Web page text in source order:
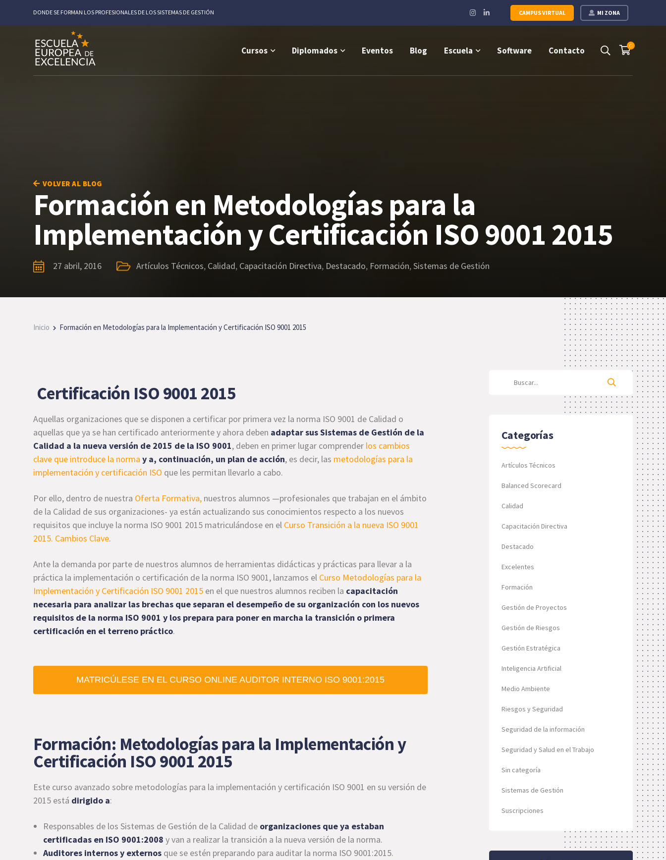
MI ZONA
CAMPUS VIRTUAL
DONDE SE FORMAN LOS PROFESIONALES DE LOS SISTEMAS DE GESTIÓN
Instagram
Profile
LinkedIn
Profile
0
Cursos Diplomados Eventos Blog Escuela Software Contacto
VOLVER AL BLOG
Formación en Metodologías para la
Implementación y Certificación ISO 9001 2015
27 abril, 2016 Artículos Técnicos, Calidad, Capacitación Directiva, Destacado, Formación,Sistemas de Gestión
Inicio Formación en Metodologías para la Implementación y Certificación ISO 9001 2015
Certificación ISO 9001 2015
Aquellas organizaciones que se disponen a certificar por primera vez la norma ISO 9001 de Calidad o
aquellas que ya se han certificado anteriormente y ahora deben adaptar sus Sistemas de Gestión de la
Calidad a la nueva versión de 2015 de la ISO 9001, deben en primer lugar comprender los cambios
clave que introduce la norma y a, continuación, un plan de acción, es decir, las metodologías para la
implementación y certificación ISO que les permitan llevarlo a cabo.
Por ello, dentro de nuestra Oferta Formativa, nuestros alumnos —profesionales que trabajan en el ámbito
de la Calidad de sus organizaciones- ya están actualizando sus conocimientos respecto a los nuevos
requisitos que incluye la norma ISO 9001 2015 matriculándose en el Curso Transición a la nueva ISO 9001
2015. Cambios Clave.
Ante la demanda por parte de nuestros alumnos de herramientas didácticas y prácticas para llevar a la
práctica la implementación o certificación de la norma ISO 9001, lanzamos el Curso Metodologías para la
Implementación y Certificación ISO 9001 2015 en el que nuestros alumnos reciben la capacitación
necesaria para analizar las brechas que separan el desempeño de su organización con los nuevos
requisitos de la norma ISO 9001 y los prepara para poner en marcha la transición o primera
certificación en el terreno práctico.
MATRICÚLESE EN EL CURSO ONLINE AUDITOR INTERNO ISO 9001:2015
Formación: Metodologías para la Implementación y
Certificación ISO 9001 2015
Este curso avanzado sobre metodologías para la implementación y certificación ISO 9001 en su versión de
2015 está dirigido a:
Responsables de los Sistemas de Gestión de la Calidad de organizaciones que ya estaban
certificadas en ISO 9001:2008 y van a realizar la transición a la nueva versión de la norma.
Auditores internos y externos que se estén preparando para auditar la norma ISO 9001:2015.
Categorías
Artículos Técnicos
Balanced Scorecard
Calidad
Capacitación Directiva
Destacado
Excelentes
Formación
Gestión de Proyectos
Gestión de Riesgos
Gestión Estratégica
Inteligencia Artificial
Medio Ambiente
Riesgos y Seguridad
Seguridad de la información
Seguridad y Salud en el Trabajo
Sin categoría
Sistemas de Gestión
Suscripciones